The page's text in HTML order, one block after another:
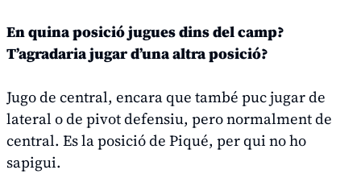
En quina posició jugues dins del camp?
T’agradaria jugar d’una altra posició?
Jugo de central, encara que també puc jugar de
lateral o de pivot defensiu, pero normalment de
central. Es la posició de Piqué, per qui no ho
sapigui.